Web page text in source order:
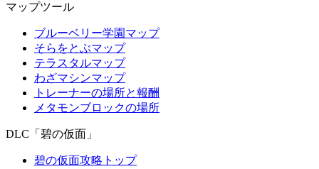
マップツール
ブルーベリー学園マップ
そらをとぶマップ
テラスタルマップ
わざマシンマップ
トレーナーの場所と報酬
メタモンブロックの場所
DLC「碧の仮面」
碧の仮面攻略トップ